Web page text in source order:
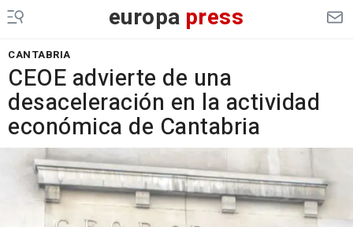
europa press
CANTABRIA
CEOE advierte de una
desaceleración en la actividad
económica de Cantabria